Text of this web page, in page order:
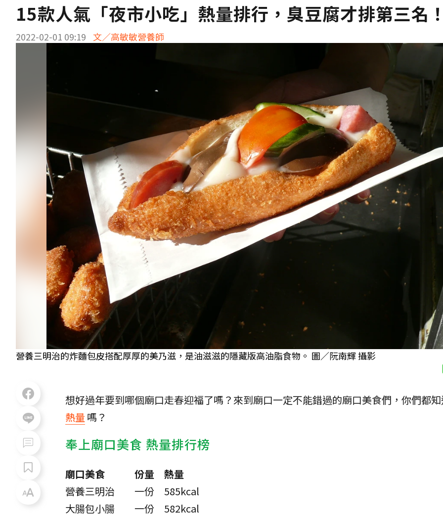
15款人氣「夜市小吃」熱量排行，臭豆腐才排第三名
2022-02-01 09:19 文／高敏敏營養師
營養三明治的炸麵包皮搭配厚厚的美乃滋，是油滋滋的隱藏版高油脂食物。 圖／阮南輝 攝影
想好過年要到哪個廟口走春迎福了嗎？來到廟口一定不能錯過的廟口美食們，你們都
熱量 嗎？
奉上廟口美食 熱量排行榜
廟口美食 份量
熱量
營養三明治
一份
585kcal
大腸包小腸
一份
582kcal